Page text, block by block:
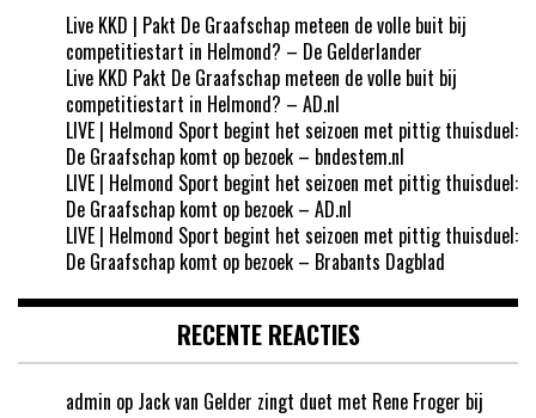
Live KKD | Pakt De Graafschap meteen de volle buit bij
competitiestart in Helmond? – De Gelderlander
Live KKD Pakt De Graafschap meteen de volle buit bij
competitiestart in Helmond? – AD.nl
LIVE | Helmond Sport begint het seizoen met pittig thuisduel:
De Graafschap komt op bezoek – bndestem.nl
LIVE | Helmond Sport begint het seizoen met pittig thuisduel:
De Graafschap komt op bezoek – AD.nl
LIVE | Helmond Sport begint het seizoen met pittig thuisduel:
De Graafschap komt op bezoek – Brabants Dagblad
RECENTE REACTIES
admin op Jack van Gelder zingt duet met Rene Froger bij